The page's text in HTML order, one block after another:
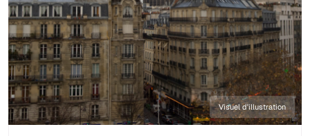
Visuel d'illustration